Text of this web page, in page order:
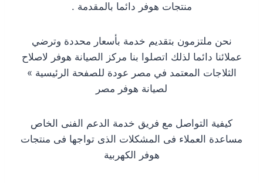
منتجات هوفر دائما بالمقدمة .
نحن ملتزمون بتقديم خدمة بأسعار محددة وترضي
عملائنا دائما لذلك اتصلوا بنا مركز الصيانة هوفر لاصلاح
الثلاجات المعتمد في مصر عودة للصفحة الرئيسية »
لصيانة هوفر مصر
كيفية التواصل مع فريق خدمة الدعم الفنى الخاص
مساعدة العملاء فى المشكلات الذى تواجها فى منتجات
هوفر الكهربية